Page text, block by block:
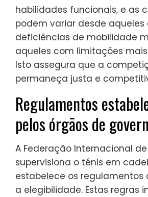
habilidades funcionais, e as
podem variar desde aqueles
deficiências de mobilidade
aqueles com limitações
Isto assegura que a
permaneça justa e
Regulamentos
pelos órgãos de
A Federação Internacional de
supervisiona o ténis em
estabelece os regulamentos
a elegibilidade. Estas regras